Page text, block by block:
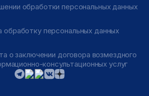
обработки персональных данных
обработку персональных данных
о заключении договора возмездного
консультационных услуг